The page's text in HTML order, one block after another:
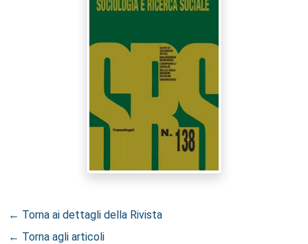
← Torna ai dettagli della Rivista
← Torna agli articoli